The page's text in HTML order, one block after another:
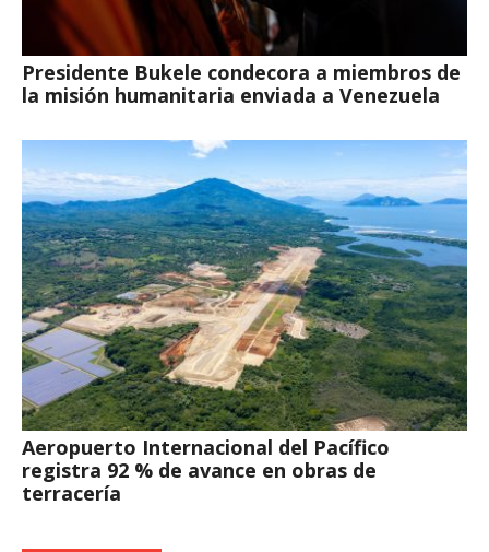
Presidente Bukele condecora a miembros de
la misión humanitaria enviada a Venezuela
Aeropuerto Internacional del Pacífico
registra 92 % de avance en obras de
terracería